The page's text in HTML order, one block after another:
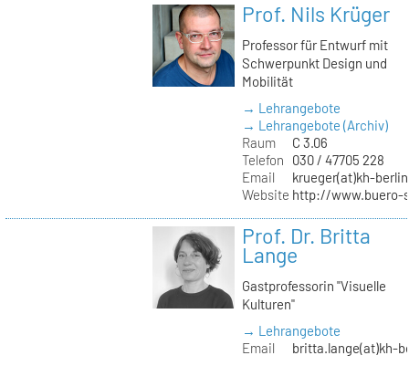
Prof. Nils Krüger
Professor für Entwurf mit
Schwerpunkt Design und
Mobilität
→ Lehrangebote
→ Lehrangebote (Archiv)
Raum
C 3.06
Telefon
030 / 47705 228
Email
krueger(at)kh-
Website http://www.buero-
Prof. Dr. Britta
Lange
Gastprofessorin "Visuelle
Kulturen"
→ Lehrangebote
Email
britta.lange(at)kh-